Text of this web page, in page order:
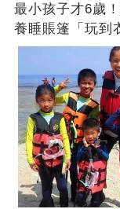
最小孩子才6歲
養睡賬篷「玩到